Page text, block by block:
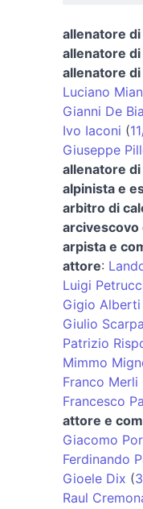
allenatore di
allenatore di
allenatore
Luciano
Gianni De
Ivo Iaconi (
Giuseppe
allenatore
alpinista e
arbitro di
arcivescovo
arpista e
attore:
Luigi
Gigio Alberti
Giulio
Patrizio
Mimmo
Franco Merli
Francesco
attore e
Giacomo
Ferdinando
Gioele Dix (
Raul